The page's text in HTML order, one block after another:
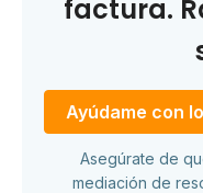
factura.
Ayúdame con
Asegúrate de
mediación de